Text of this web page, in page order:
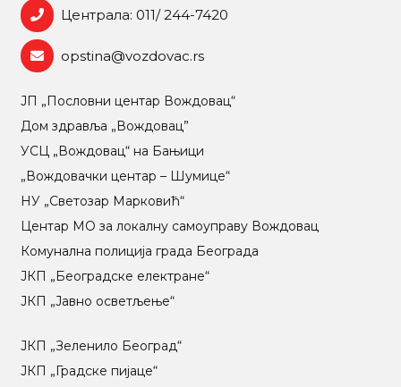
Централа: 011/ 244-7420
opstina@vozdovac.rs
ЈП „Пословни центар Вождовац“
Дом здравља „Вождовац”
УСЦ „Вождовац“ на Бањици
„Вождовачки центар – Шумице“
НУ „Светозар Марковић“
Центар МO за локалну самоуправу Вождовац
Комунална полиција града Београда
ЈКП „Београдске електране“
ЈКП „Јавно осветљење“
ЈКП „Зеленило Београд“
ЈКП „Градске пијаце“